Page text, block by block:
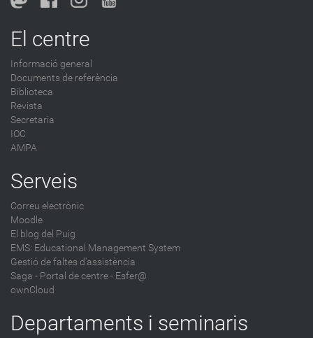
o
-
El centre
Informació general
Documents de referència
Biblioteca
Revista
Secretaria
IOC
AMPA
Serveis
Correu electrònic
Moodle
El blog del Puig
EMS: Educational Management System
Gestió de faltes d'assistència
Saga - Portal de centre - Esfer@
ownCloud
Departaments i seminaris